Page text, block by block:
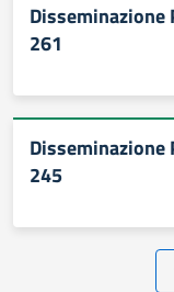
Disseminazione
261
Disseminazione
245